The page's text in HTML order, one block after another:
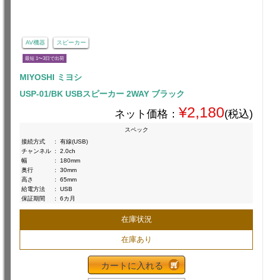
AV機器 スピーカー
最短 1〜3日で出荷
MIYOSHI ミヨシ
USP-01/BK USBスピーカー 2WAY ブラック
ネット価格： ¥2,180(税込)
スペック
接続方式
:
有線(USB)
チャンネル :
2.0ch
幅
:
180mm
奥行
:
30mm
高さ
:
65mm
給電方法
:
USB
保証期間
: 6カ月
在庫状況
在庫あり
カートに入れる